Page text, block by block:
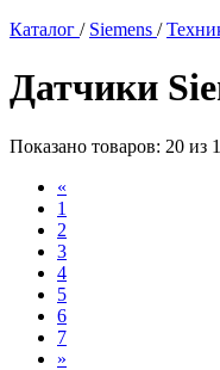
Каталог / Siemens /
Датчики
Показано товаров: 20 из
«
1
2
3
4
5
6
7
»